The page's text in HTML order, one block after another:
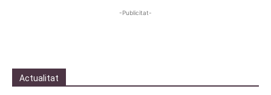
-Publicitat-
Actualitat